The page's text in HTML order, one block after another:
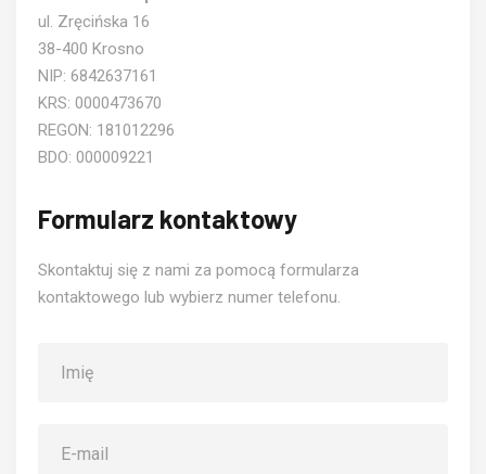
ul. Zręcińska 16
38-400 Krosno
NIP: 6842637161
KRS: 0000473670
REGON: 181012296
BDO: 000009221
Formularz kontaktowy
Skontaktuj się z nami za pomocą formularza
kontaktowego lub wybierz numer telefonu.